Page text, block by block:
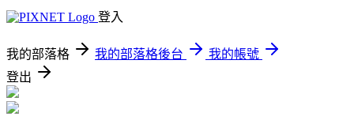
登入
我的部落格 我的部落格後台
我的帳號
登出